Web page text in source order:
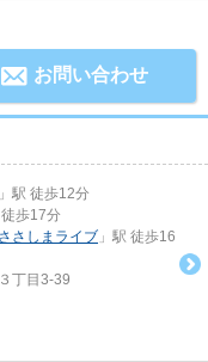
お問い合わせ
」駅 徒歩12分
徒歩17分
ささしまライブ 」駅 徒歩16
３丁目3-39